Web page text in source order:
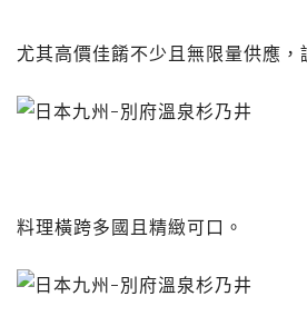
尤其高價佳餚不少且無限量供應，
料理橫跨多國且精緻可口。